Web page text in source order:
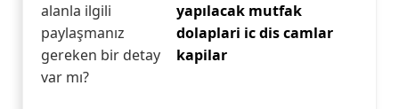
alanla ilgili
paylaşmanız
gereken bir detay
var mı?
yapılacak mutfak
dolaplari ic dis camlar
kapilar